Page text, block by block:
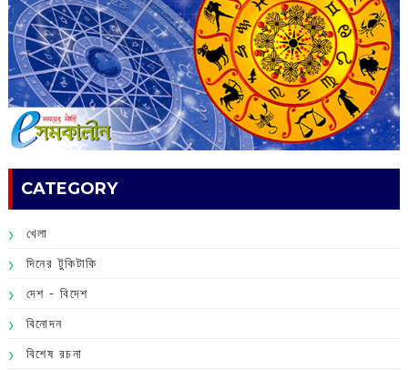
CATEGORY
খেলা
দিনের টুকিটাকি
দেশ - বিদেশ
বিনোদন
বিশেষ রচনা